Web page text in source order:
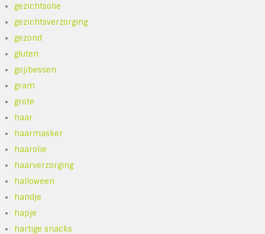
gezichtsolie
gezichtsverzorging
gezond
gluten
gojibessen
gram
grote
haar
haarmasker
haarolie
haarverzorging
halloween
handje
hapje
hartige snacks